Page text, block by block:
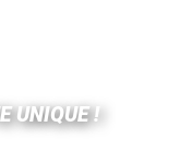
UNIQUE !